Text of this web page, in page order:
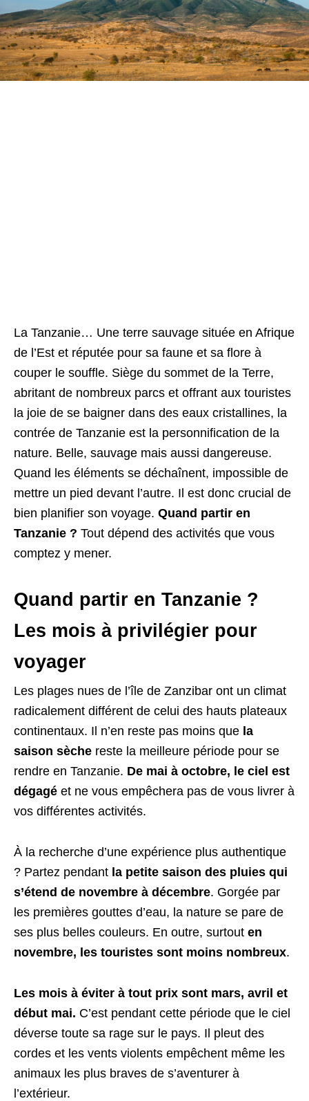
La Tanzanie… Une terre sauvage située en Afrique
de l’Est et réputée pour sa faune et sa flore à
couper le souffle. Siège du sommet de la Terre,
abritant de nombreux parcs et offrant aux touristes
la joie de se baigner dans des eaux cristallines, la
contrée de Tanzanie est la personnification de la
nature. Belle, sauvage mais aussi dangereuse.
Quand les éléments se déchaînent, impossible de
mettre un pied devant l’autre. Il est donc crucial de
bien planifier son voyage. Quand partir en
Tanzanie ? Tout dépend des activités que vous
comptez y mener.
Quand partir en Tanzanie ?
Les mois à privilégier pour
voyager
Les plages nues de l’île de Zanzibar ont un climat
radicalement différent de celui des hauts plateaux
continentaux. Il n’en reste pas moins que la
saison sèche reste la meilleure période pour se
rendre en Tanzanie. De mai à octobre, le ciel est
dégagé et ne vous empêchera pas de vous livrer à
vos différentes activités.
À la recherche d’une expérience plus authentique
? Partez pendant la petite saison des pluies qui
s’étend de novembre à décembre. Gorgée par
les premières gouttes d’eau, la nature se pare de
ses plus belles couleurs. En outre, surtout en
novembre, les touristes sont moins nombreux.
Les mois à éviter à tout prix sont mars, avril et
début mai. C’est pendant cette période que le ciel
déverse toute sa rage sur le pays. Il pleut des
cordes et les vents violents empêchent même les
animaux les plus braves de s’aventurer à
l’extérieur.